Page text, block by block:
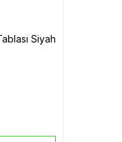
Siyah